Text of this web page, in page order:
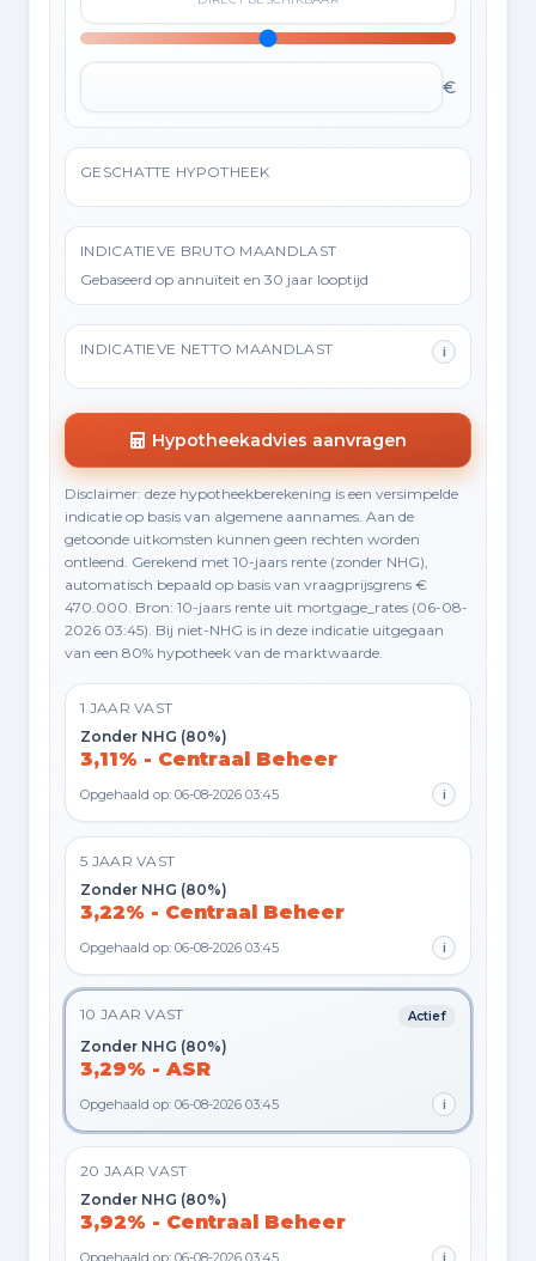
€
GESCHATTE HYPOTHEEK
INDICATIEVE BRUTO MAANDLAST
Gebaseerd op annuïteit en 30 jaar looptijd
INDICATIEVE NETTO MAANDLAST i
Hypotheekadvies aanvragen
Disclaimer: deze hypotheekberekening is een versimpelde
indicatie op basis van algemene aannames. Aan de
getoonde uitkomsten kunnen geen rechten worden
ontleend. Gerekend met 10-jaars rente (zonder NHG),
automatisch bepaald op basis van vraagprijsgrens €
470.000. Bron: 10-jaars rente uit mortgage_rates (06-08-
2026 03:45). Bij niet-NHG is in deze indicatie uitgegaan
van een 80% hypotheek van de marktwaarde.
1 JAAR VAST
Zonder NHG (80%)
3,11% - Centraal Beheer
Opgehaald op: 06-08-2026 03:45 i
5 JAAR VAST
Zonder NHG (80%)
3,22% - Centraal Beheer
Opgehaald op: 06-08-2026 03:45 i
10 JAAR VAST Actief
Zonder NHG (80%)
3,29% - ASR
Opgehaald op: 06-08-2026 03:45 i
20 JAAR VAST
Zonder NHG (80%)
3,92% - Centraal Beheer
Opgehaald op: 06-08-2026 03:45 i